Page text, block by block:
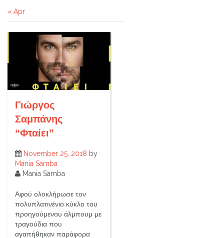
« Apr
Γιώργος
Σαμπάνης
“Φταίει”
November 25, 2018 by
Mania Samba
Mania Samba
Αφού ολοκλήρωσε τον
πολυπλατινένιο κύκλο του
προηγούμενου άλμπουμ με
τραγούδια που
αγαπήθηκαν παράφορα